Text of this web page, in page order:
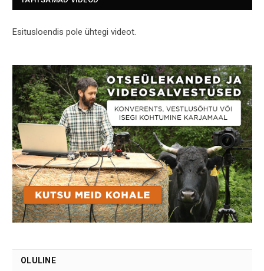
Esitusloendis pole ühtegi videot.
OLULINE